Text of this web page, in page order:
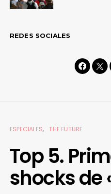
REDES SOCIALES
ESPECIALES THE FUTURE
Top 5.
shocks de